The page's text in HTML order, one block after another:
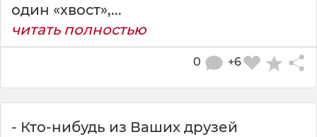
один «хвост»,...
читать полностью
+6
0
- Кто-нибудь из Ваших друзей